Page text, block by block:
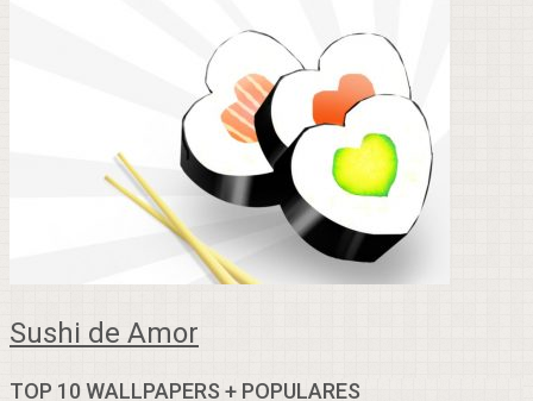
Sushi de Amor
TOP 10 WALLPAPERS + POPULARES